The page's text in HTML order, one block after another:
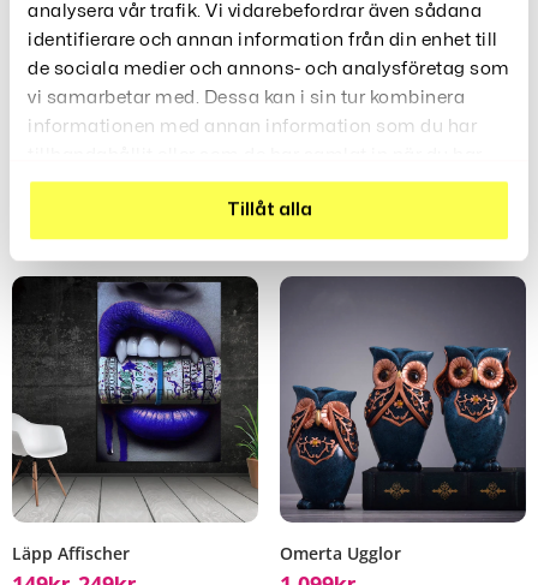
analysera vår trafik. Vi vidarebefordrar även sådana
identifierare och annan information från din enhet till
de sociala medier och annons- och analysföretag som
vi samarbetar med. Dessa kan i sin tur kombinera
informationen med annan information som du har
använt deras tjänster.
Tillåt alla
Recensioner (0)
Relaterade Produkter
Läpp Affischer Omerta Ugglor